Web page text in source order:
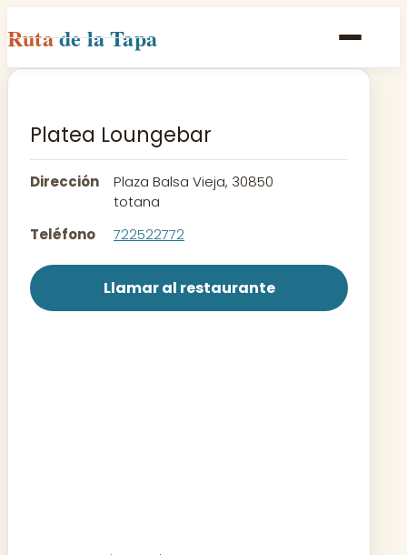
Rutade la Tapa
Inicio
Rutas
Contacto
Platea Loungebar
Dirección
Plaza Balsa Vieja, 30850
totana
Teléfono
722522772
Llamar al restaurante